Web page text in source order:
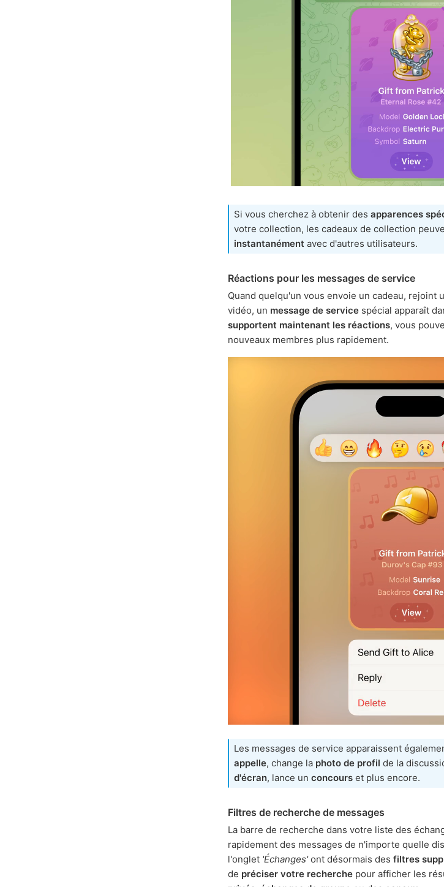
Si vous cherchez à obtenir des apparences
votre collection, les cadeaux de collection
instantanément avec d'autres utilisateurs.
Réactions pour les messages de service
Quand quelqu'un vous envoie un cadeau, rejoint
vidéo, un message de service spécial apparaît
supportent maintenant les réactions, vous
nouveaux membres plus rapidement.
Les messages de service apparaissent
appelle, change la photo de profil de la
d'écran, lance un concours et plus encore.
Filtres de recherche de messages
La barre de recherche dans votre liste des
rapidement des messages de n'importe quelle
l'onglet 'Échanges'ont désormais des filtres
de préciser votre recherche pour afficher les